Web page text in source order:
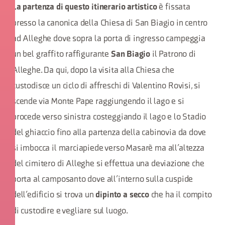
La partenza di questo itinerario artisticoè fissata
presso la canonica della Chiesa di San Biagio in centro
ad Alleghe dove sopra la porta di ingresso campeggia
un bel graffito raffigurante San Biagio il Patrono di
Alleghe. Da qui, dopo la visita alla Chiesa che
custodisce un ciclo di affreschi di Valentino Rovisi, si
scende via Monte Pape raggiungendo il lago e si
procede verso sinistra costeggiando il lago e lo Stadio
del ghiaccio fino alla partenza della cabinovia da dove
si imbocca il marciapiede verso Masarè ma all’altezza
del cimitero di Alleghe si effettua una deviazione che
porta al camposanto dove all’interno sulla cuspide
dell’edificio si trova un dipinto a secco che ha il compito
di custodire e vegliare sul luogo.